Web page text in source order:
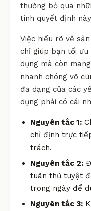
thường bỏ qua
tính quyết định
Việc hiểu rõ về
chỉ giúp bạn tối
dụng mà còn
nhanh chóng vô
đa dạng của các
dụng phải có cái
Nguyên tắc 1:
chỉ định trực
trách.
Nguyên tắc 2:
tuân thủ tuyệt
trong ngày để
Nguyên tắc 3: